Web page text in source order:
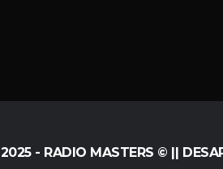
2025 - RADIO MASTERS © ||